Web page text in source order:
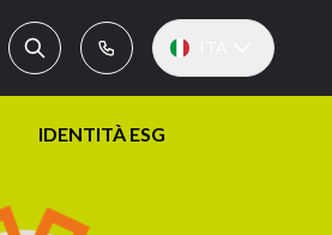
IDENTITÀ ESG